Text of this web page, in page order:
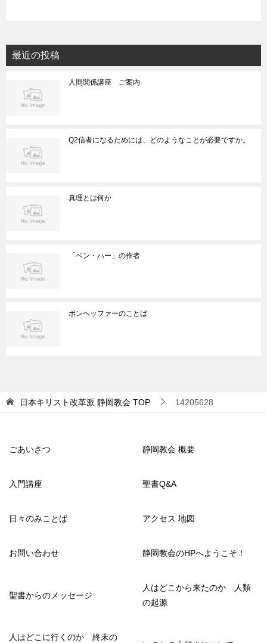
最近の投稿
人間関係講座 ご案内
Q2信者になるためには、どのようなことが必要ですか。
真理とは何か
「ベン・ハー」の作者
ボンヘッファーのことば
日本キリスト改革派 静岡教会 TOP 14205628
ごあいさつ 静岡教会 概要
入門講座 聖書Q&A
日々のみことば アクセス 地図
お問い合わせ 静岡教会のHPへようこそ！
聖書からのメッセージ
人はどこから来たのか 人類
の起源
人はどこに行くのか 終末の